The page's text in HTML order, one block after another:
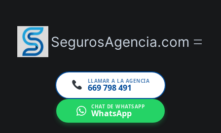
contenido
SegurosAgencia.com
LLAMAR A LA AGENCIA
669 798 491
CHAT DE WHATSAPP
WhatsApp